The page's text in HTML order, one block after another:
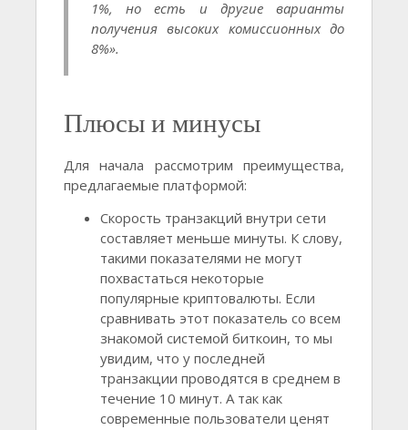
1%, но есть и другие варианты
получения высоких комиссионных до
8%».
Плюсы и минусы
Для начала рассмотрим преимущества,
предлагаемые платформой:
Скорость транзакций внутри сети
составляет меньше минуты. К слову,
такими показателями не могут
похвастаться некоторые
популярные криптовалюты. Если
сравнивать этот показатель со всем
знакомой системой биткоин, то мы
увидим, что у последней
транзакции проводятся в среднем в
течение 10 минут. А так как
современные пользователи ценят